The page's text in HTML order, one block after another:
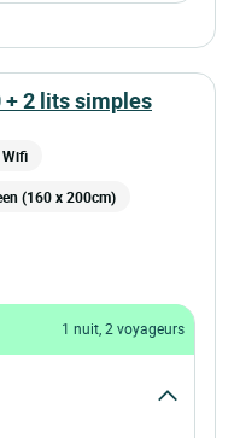
+ 2 lits simples
Wifi
(160 x 200cm)
1 nuit, 2 voyageurs